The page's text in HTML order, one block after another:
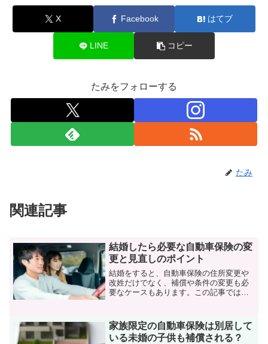
X Facebook はてブ
LINE コピー
たみをフォローする
たみ
関連記事
結婚したら必要な自動車保険の変
更と見直しのポイント
結婚をすると、自動車保険の住所変更や
改姓だけでなく、補償や条件の変更も必
要なケースもあります。この記事では、
家族限定の自動車保険は別居して
いる未婚の子供も補償される？